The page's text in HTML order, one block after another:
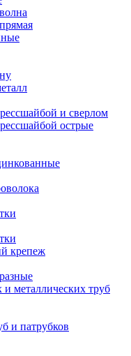
и сверлом
острые
крепеж
металлических труб
и патрубков